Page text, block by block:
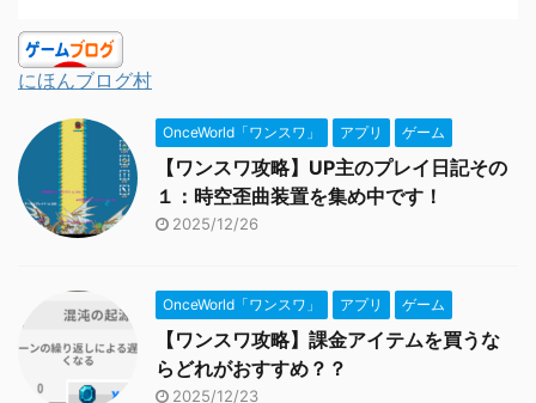
にほんブログ村
OnceWorld「ワンスワ」 アプリ ゲーム
【ワンスワ攻略】UP主のプレイ日記その
１：時空歪曲装置を集め中です！
2025/12/26
OnceWorld「ワンスワ」 アプリ ゲーム
【ワンスワ攻略】課金アイテムを買うな
らどれがおすすめ？？
2025/12/23